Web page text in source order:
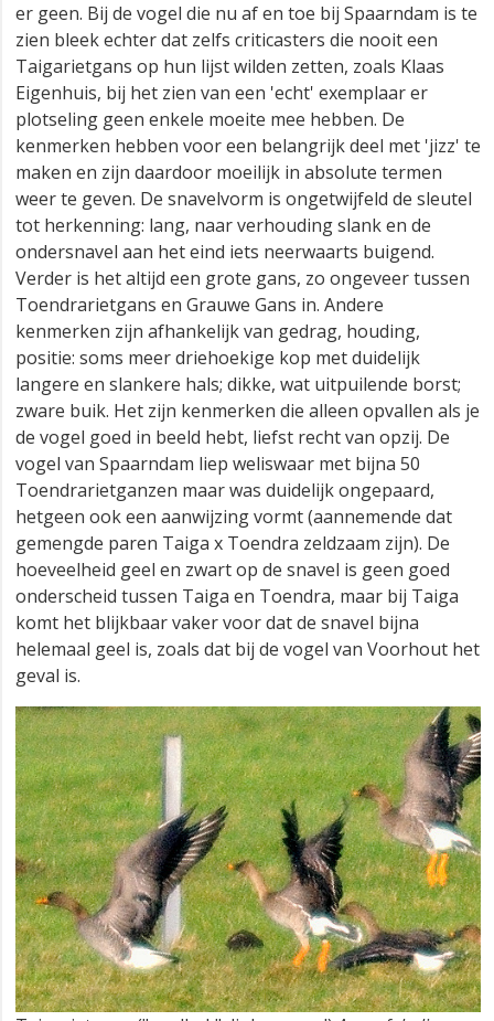
er geen. Bij de vogel die nu af en toe bij Spaarndam is te
zien bleek echter dat zelfs criticasters die nooit een
Taigarietgans op hun lijst wilden zetten, zoals Klaas
Eigenhuis, bij het zien van een 'echt' exemplaar er
plotseling geen enkele moeite mee hebben. De
kenmerken hebben voor een belangrijk deel met 'jizz' te
maken en zijn daardoor moeilijk in absolute termen
weer te geven. De snavelvorm is ongetwijfeld de sleutel
tot herkenning: lang, naar verhouding slank en de
ondersnavel aan het eind iets neerwaarts buigend.
Verder is het altijd een grote gans, zo ongeveer tussen
Toendrarietgans en Grauwe Gans in. Andere
kenmerken zijn afhankelijk van gedrag, houding,
positie: soms meer driehoekige kop met duidelijk
langere en slankere hals; dikke, wat uitpuilende borst;
zware buik. Het zijn kenmerken die alleen opvallen als je
de vogel goed in beeld hebt, liefst recht van opzij. De
vogel van Spaarndam liep weliswaar met bijna 50
Toendrarietganzen maar was duidelijk ongepaard,
hetgeen ook een aanwijzing vormt (aannemende dat
gemengde paren Taiga x Toendra zeldzaam zijn). De
hoeveelheid geel en zwart op de snavel is geen goed
onderscheid tussen Taiga en Toendra, maar bij Taiga
komt het blijkbaar vaker voor dat de snavel bijna
helemaal geel is, zoals dat bij de vogel van Voorhout het
geval is.